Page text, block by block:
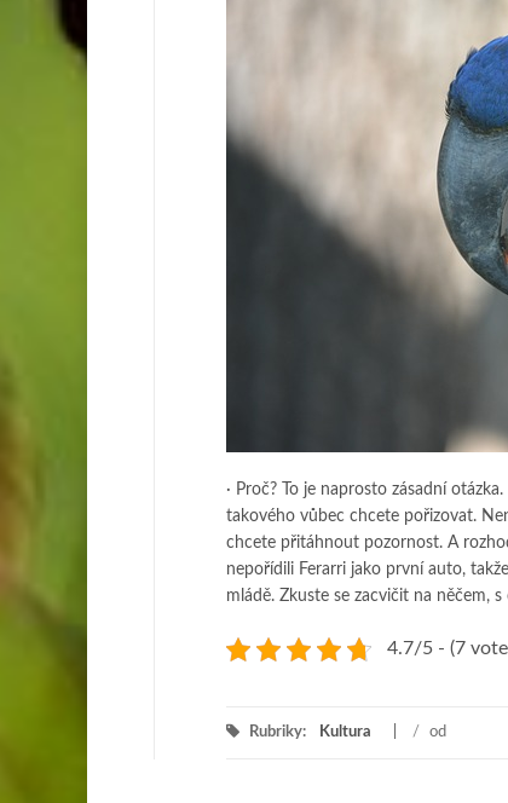
· Proč? To je naprosto zásadní
takového vůbec chcete pořizovat.
chcete přitáhnout pozornost. A
nepořídili Ferarri jako první auto,
mládě. Zkuste se zacvičit na něčem,
4.7/5 - (7
Rubriky: Kultura / od